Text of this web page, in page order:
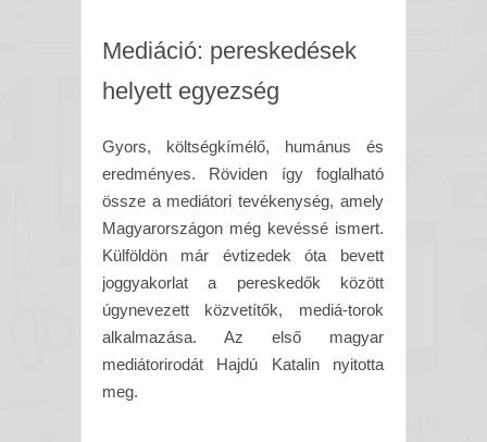
Mediáció: pereskedések
helyett egyezség
Gyors, költségkímélő, humánus és
eredményes. Röviden így foglalható
össze a mediátori tevékenység, amely
Magyarországon még kevéssé ismert.
Külföldön már évtizedek óta bevett
joggyakorlat a pereskedők között
úgynevezett közvetítők, mediá-torok
alkalmazása. Az első magyar
mediátorirodát Hajdú Katalin nyitotta
meg.